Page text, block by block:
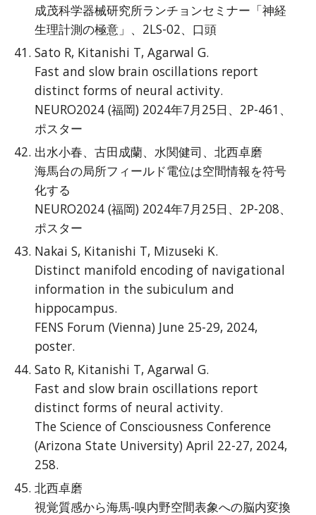
成茂科学器械研究所ランチョンセミナー「神経
生理計測の極意」、2LS-02、口頭
Sato R, Kitanishi T, Agarwal G.
Fast and slow brain oscillations report
distinct forms of neural activity.
NEURO2024 (福岡) 2024年7月25日、2P-461、
ポスター
出水小春、古田成蘭、水関健司、北西卓磨
海馬台の局所フィールド電位は空間情報を符号
化する
NEURO2024 (福岡) 2024年7月25日、2P-208、
ポスター
Nakai S, Kitanishi T, Mizuseki K.
Distinct manifold encoding of navigational
information in the subiculum and
hippocampus.
FENS Forum (Vienna) June 25-29, 2024,
poster.
Sato R, Kitanishi T, Agarwal G.
Fast and slow brain oscillations report
distinct forms of neural activity.
The Science of Consciousness Conference
(Arizona State University) April 22-27, 2024,
258.
北西卓磨
視覚質感から海馬-嗅内野空間表象への脳内変換